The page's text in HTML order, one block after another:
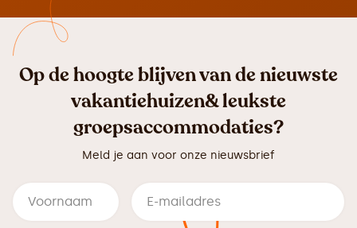
Op de hoogte blijven van de nieuwste
vakantiehuizen& leukste
groepsaccommodaties?
Meld je aan voor onze nieuwsbrief